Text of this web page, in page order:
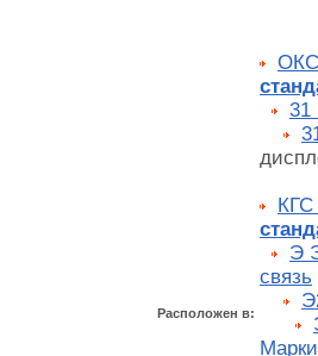
Расположен в:
ОКС
КГС
Э
связь